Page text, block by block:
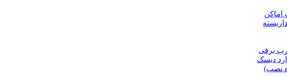
برقی
دیسک
نصب)